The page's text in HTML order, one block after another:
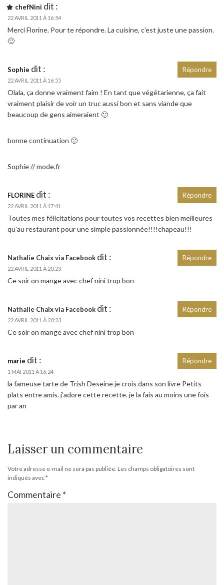
chefNini dit :
22 AVRIL 2011 À 16:54
Merci Florine. Pour te répondre. La cuisine, c’est juste une passion.
🙂
Sophie dit :
22 AVRIL 2011 À 16:55
Olala, ça donne vraiment faim ! En tant que végétarienne, ça fait
vraiment plaisir de voir un truc aussi bon et sans viande que
beaucoup de gens aimeraient 🙂
bonne continuation 🙂
Sophie // mode.fr
Répondre
FLORINE dit :
22 AVRIL 2011 À 17:41
Toutes mes félicitations pour toutes vos recettes bien meilleures
qu’au restaurant pour une simple passionnée!!!!chapeau!!!
Répondre
Nathalie Chaix via Facebook dit :
22 AVRIL 2011 À 20:23
Ce soir on mange avec chef nini trop bon
Répondre
Nathalie Chaix via Facebook dit :
22 AVRIL 2011 À 20:23
Ce soir on mange avec chef nini trop bon
Répondre
marie dit :
1 MAI 2011 À 16:24
la fameuse tarte de Trish Deseine je crois dans son livre Petits
plats entre amis. j’adore cette recette. je la fais au moins une fois
par an
Répondre
Laisser un commentaire
Votre adresse e-mail ne sera pas publiée. Les champs obligatoires sont
indiqués avec*
Commentaire *